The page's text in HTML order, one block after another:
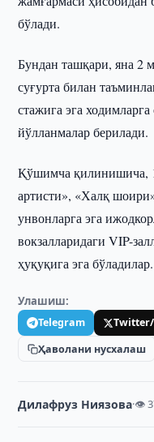
бўлади.
Бундан ташқари, яна 2
суғурта билан
стажига эга
йўлланмалар берилади.
Қўшимча қилинишича,
артисти», «Халқ
унвонларга эга
вокзалларидаги VIP-
ҳуқуқига эга бўладилар.
Улашиш:
Telegram
Ҳаволани нусхалаш
Дилафруз Ниязова·👁